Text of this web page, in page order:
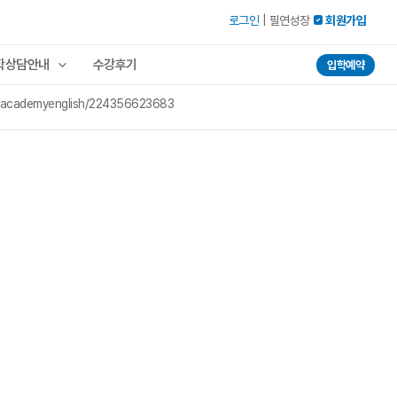
로그인 필연성장  회원가입
상담안내 수강후기 입학예약
224356623683